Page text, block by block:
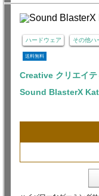
ハードウェア その他ハ
送料無料
Creative クリエイテ
Sound BlasterX